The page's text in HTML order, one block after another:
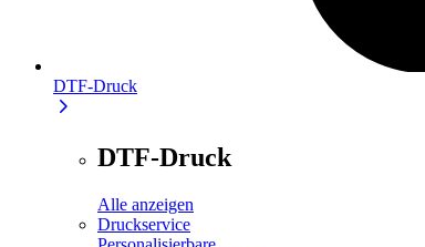
DTF-Druck
DTF-Druck
Alle anzeigen
Druckservice